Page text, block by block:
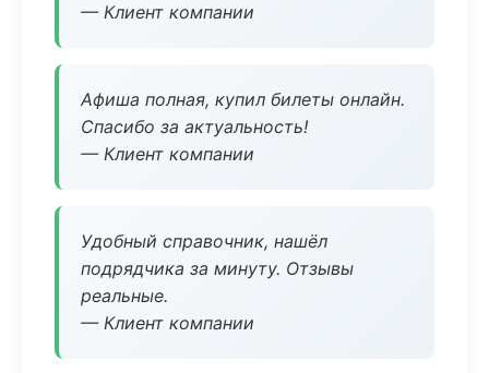
— Клиент компании
Афиша полная, купил билеты онлайн.
Спасибо за актуальность!
— Клиент компании
Удобный справочник, нашёл
подрядчика за минуту. Отзывы
реальные.
— Клиент компании